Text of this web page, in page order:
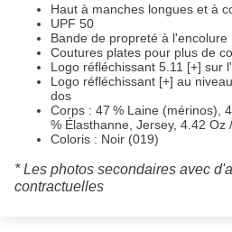
Haut à manches longues et à
UPF 50
Bande de propreté à l'encolure
Coutures plates pour plus de
Logo réfléchissant 5.11 [+] sur
Logo réfléchissant [+] au
dos
Corps : 47 % Laine (mérinos),
% Élasthanne, Jersey, 4.42 Oz
Coloris : Noir (019)
* Les photos secondaires avec
contractuelles